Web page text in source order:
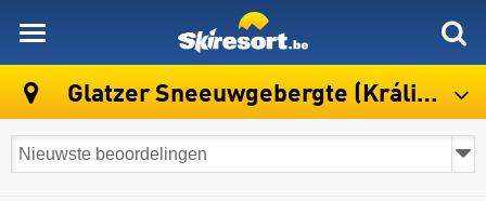
Glatzer Sneeuwgebergte (Králický Sněžník/Masyw Śnieżnika)